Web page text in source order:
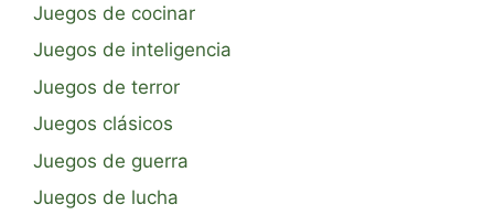
Juegos de cocinar
Juegos de inteligencia
Juegos de terror
Juegos clásicos
Juegos de guerra
Juegos de lucha